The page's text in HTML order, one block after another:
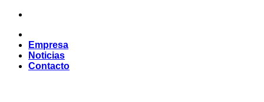
Saltar
contenido
Empresa
Noticias
Contacto